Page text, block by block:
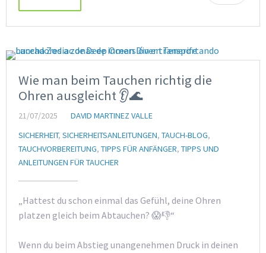
Wie man beim Tauchen richtig die
Ohren ausgleicht 👂🌊
21/07/2025
DAVID MARTINEZ VALLE
SICHERHEIT, SICHERHEITSANLEITUNGEN, TAUCH-BLOG,
TAUCHVORBEREITUNG, TIPPS FÜR ANFÄNGER, TIPPS UND
ANLEITUNGEN FÜR TAUCHER
„Hattest du schon einmal das Gefühl, deine Ohren
platzen gleich beim Abtauchen? 😱👎“
Wenn du beim Abstieg unangenehmen Druck in deinen